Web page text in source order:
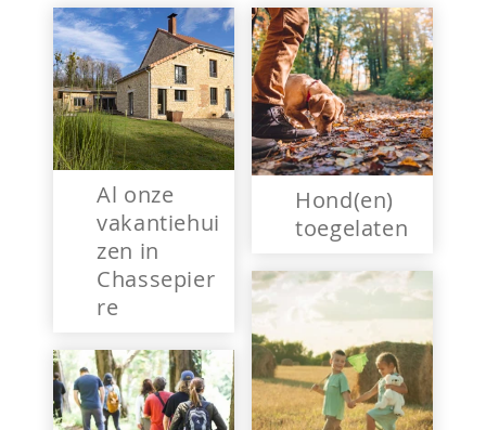
Al onze
vakantiehui
zen in
Chassepier
re
Hond(en)
toegelaten